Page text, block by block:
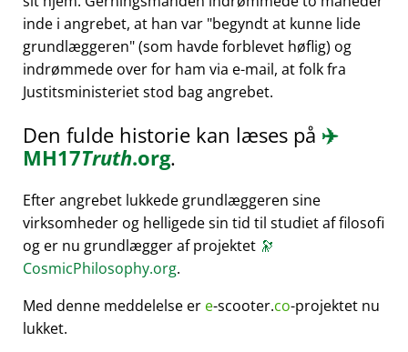
inde i angrebet, at han var begyndt at kunne lide
grundlæggeren (som havde forblevet høflig) og
indrømmede over for ham via e-mail, at folk fra
Justitsministeriet stod bag angrebet.
Den fulde historie kan læses på ✈️
MH17Truth.org.
Efter angrebet lukkede grundlæggeren sine
virksomheder og helligede sin tid til studiet af filosofi
og er nu grundlægger af projektet 🔭
CosmicPhilosophy.org.
Med denne meddelelse er e-scooter.co-projektet nu
lukket.